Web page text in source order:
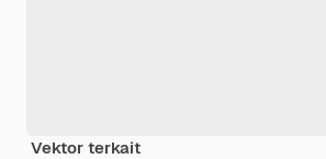
Vektor terkait